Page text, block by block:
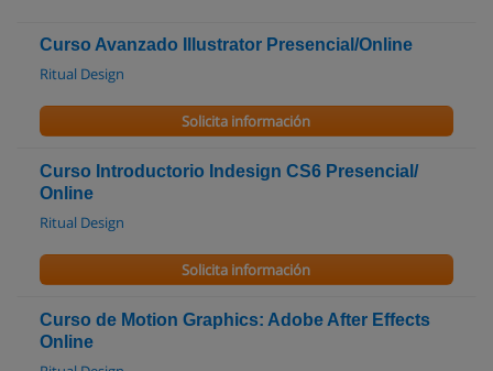
Curso Avanzado Illustrator Presencial/Online
Ritual Design
Solicita información
Curso Introductorio Indesign CS6 Presencial/
Online
Ritual Design
Solicita información
Curso de Motion Graphics: Adobe After Effects
Online